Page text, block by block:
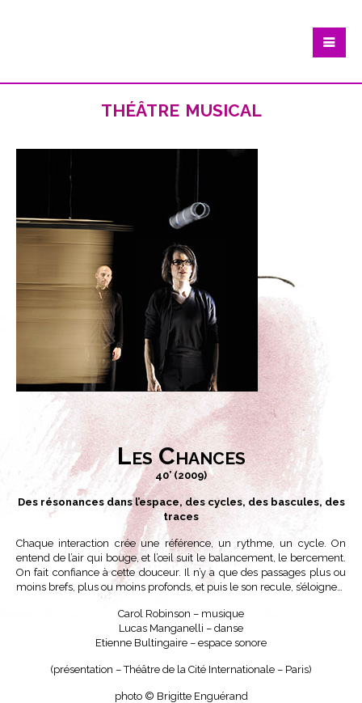
théâtre musical
Les Chances
40’ (2009)
Des résonances dans l’espace, des cycles, des bascules, des
traces
Chaque interaction crée une référence, un rythme, un cycle. On
entend de l’air qui bouge, et l’œil suit le balancement, le bercement.
On fait confiance à cette douceur. Il n’y a que des passages plus ou
moins brefs, plus ou moins profonds, et puis le son recule, s’éloigne…
Carol Robinson – musique
Lucas Manganelli – danse
Etienne Bultingaire – espace sonore
(présentation – Théâtre de la Cité Internationale – Paris)
photo © Brigitte Enguérand